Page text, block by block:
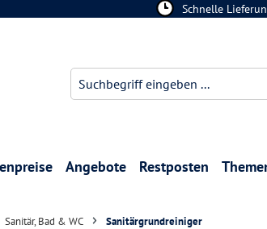
Schnelle
Angebote Restposten
Sanitär, Bad & WC Sanitärgrundreiniger